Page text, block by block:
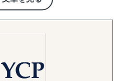
ロ的視点、ミクロ的視点から
適切な事業判断が下せるの
おり、適切な情報を漏れなく
場調査・戦略策定から、EC
ナー開拓・規制対応・物流ま
用して「実際に売れる状態」
踏み込んで伴走します。
ッションとし、「現地事情」
「現地パートナー」との密な
情報」を基にクライアント企